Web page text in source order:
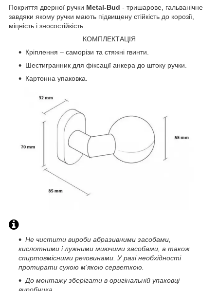
Покриття дверної ручки Metal-Bud - тришарове, гальванічне
завдяки якому ручки мають підвищену стійкість до корозії,
міцність і зносостійкість.
КОМПЛЕКТАЦІЯ
Кріплення – саморізи та стяжні гвинти.
Шестигранник для фіксації анкера до штоку ручки.
Картонна упаковка.
Не чистити вироби абразивними засобами,
кислотними і лужними миючими засобами, а також
спиртовмісними речовинами. У разі необхідності
протирати сухою м'якою серветкою.
До монтажу зберігати в оригінальній упаковці